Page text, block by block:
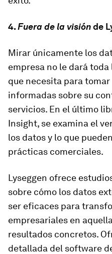
4.Fuera de la visiónde
Mirar únicamente los
empresa no le dará
que necesita para
informadas sobre su
servicios. En el último
Insight, se examina el
los datos y lo que
prácticas comerciales.
Lyseggen ofrece
sobre cómo los datos
ser eficaces para
empresariales en
resultados concretos.
detallada del software